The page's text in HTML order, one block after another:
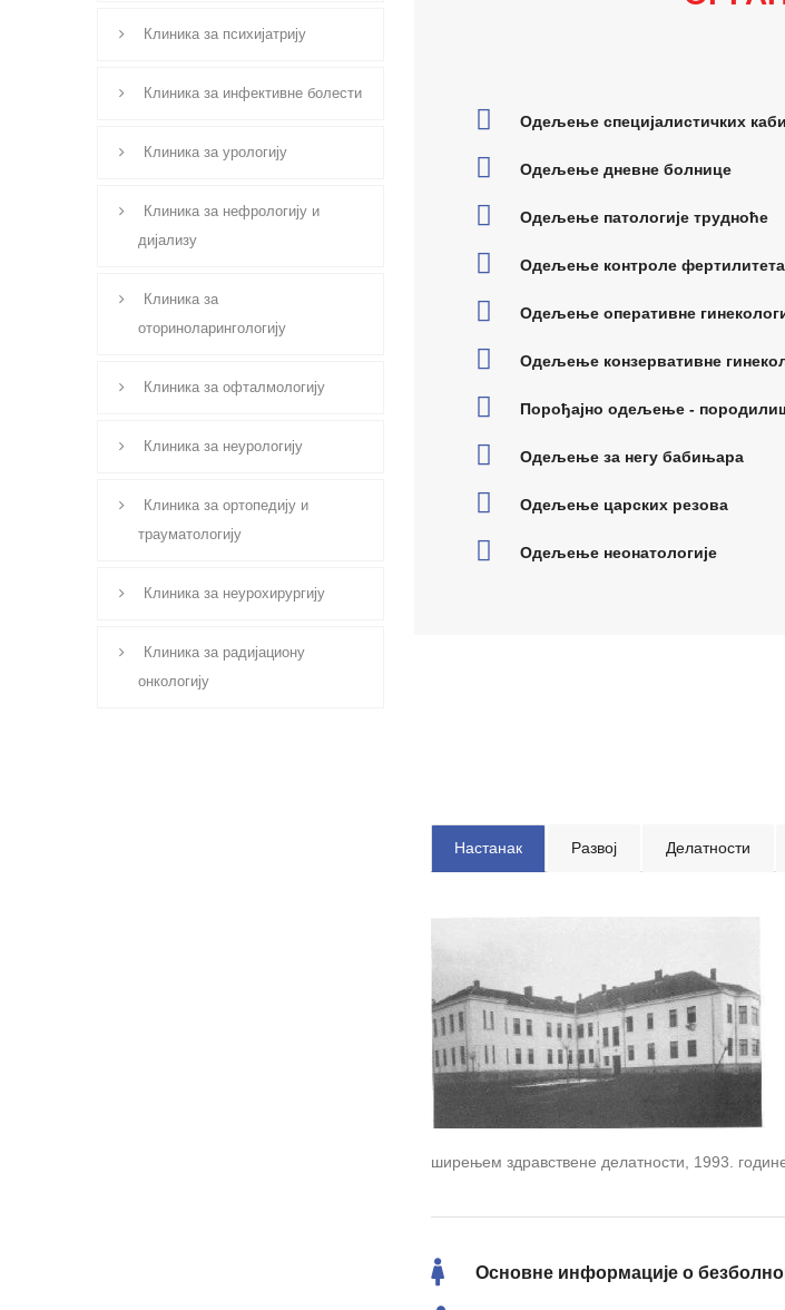
Одељење специјалистичких
Одељење дневне болнице
Одељење патологије трудноће
Одељење контроле фертилитета
Одељење оперативне
Одељење конзервативне
Порођајно одељење ‐
Одељење за негу бабињара
Одељење царских резова
Одељење неонатологије
Настанак Развој Делатности
ширењем здравствене делатности, 1993.
Основне информације о
Клиника за психијатрију
Клиника за инфективне болести
Клиника за урологију
Клиника за нефрологију и
дијализу
Клиника за
оториноларингологију
Клиника за офталмологију
Клиника за неурологију
Клиника за ортопедију и
трауматологију
Клиника за неурохирургију
Клиника за радијациону
онкологију